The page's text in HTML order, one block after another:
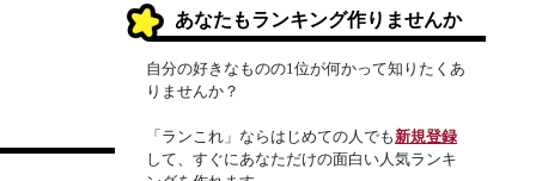
あなたもランキング作りませんか
自分の好きなものの1位が何かって知りたくあ
りませんか？
「ランこれ」ならはじめての人でも新規登録
して、すぐにあなただけの面白い人気ランキ